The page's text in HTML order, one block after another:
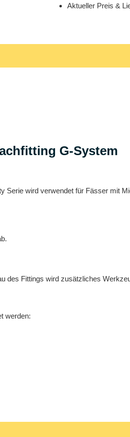
Aktueller Preis &
G-System
Serie wird verwendet für Fässer mit
des Fittings wird zusätzliches
werden: